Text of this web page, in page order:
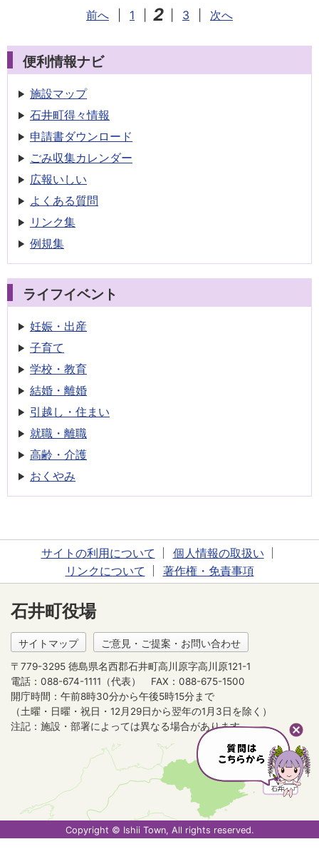
前へ 1 2 3 次へ
便利情報ナビ
施設マップ
石井町得々情報
申請書ダウンロード
ごみ収集カレンダー
広報いしい
よくある質問
リンク集
例規集
ライフイベント
妊娠・出産
子育て
学校・教育
結婚・離婚
引越し・住まい
就職・離職
高齢・介護
おくやみ
サイトの利用について
個人情報の取扱い
リンクについて
著作権・免責事項
石井町役場
サイトマップ ご意見・ご提案・お問い合わせ
〒779-3295 徳島県名西郡石井町高川原字高川原121-1
電話：088-674-1111（代表）
FAX：088-675-1500
開庁時間：午前8時30分から午後5時15分まで
（土曜・日曜・祝日・12月29日から翌年の1月3日を除く）
注記：施設・部署によっては異なる場合があります。
Copyright © Ishii Town, All rights reserved.